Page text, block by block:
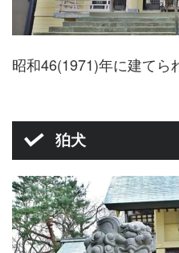
昭和46(1971)年に建てら
狛犬